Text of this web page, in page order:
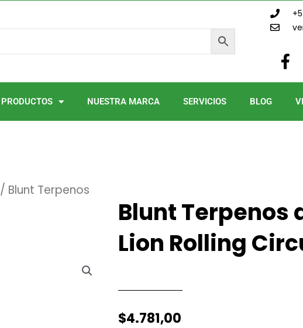
F
a
c
PRODUCTOS NUESTRA MARCA SERVICIOS BLOG
/ Blunt Terpenos
Blunt Terpenos
Lion Rolling
$4.781,00